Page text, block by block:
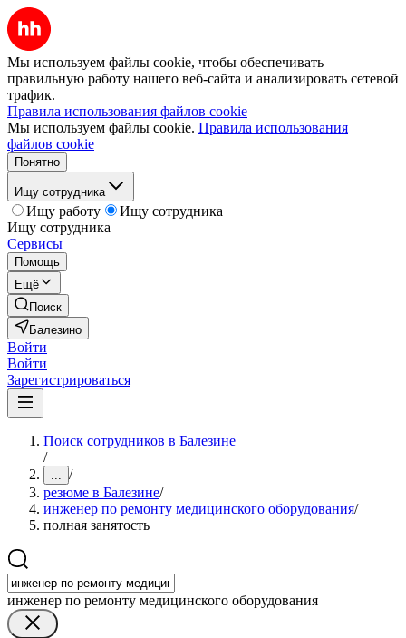
Мы используем файлы cookie, чтобы обеспечивать
правильную работу нашего веб-сайта и анализировать сетевой
трафик.
Правила использования файлов cookie
Мы используем файлы cookie. Правила использования
файлов cookie
Понятно
Ищу сотрудника
Ищу работу
Ищу сотрудника
Ищу сотрудника
Сервисы
Помощь
Ещё
Поиск
Балезино
Войти
Войти
Зарегистрироваться
Поиск сотрудников в Балезине
/
... /
резюме в Балезине/
инженер по ремонту медицинского оборудования/
полная занятость
инженер по ремонту медицинского оборудования